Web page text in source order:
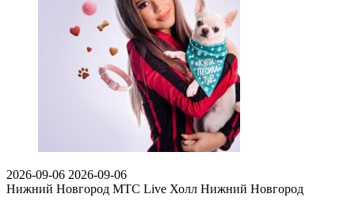
2026-09-06 2026-09-06
Нижний Новгород МТС Live Холл Нижний Новгород